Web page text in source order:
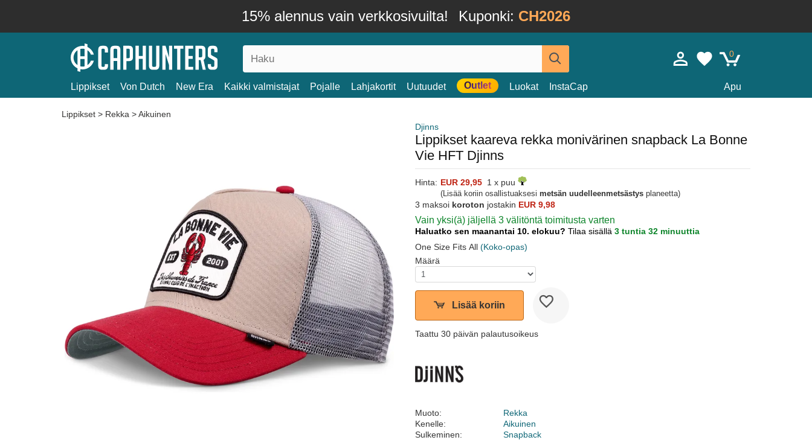
15% alennus vain verkkosivuilta! Kuponki: CH2026
0
Lippikset Von Dutch New Era Kaikki valmistajat Pojalle Lahjakortit Uutuudet Outlet Luokat InstaCap Apu
Lippikset > Rekka >Aikuinen
Djinns
Lippikset kaareva rekka monivärinen snapback La Bonne
Vie HFT Djinns
Hinta: EUR 29,95 1 x puu
(Lisää koriin osallistuaksesi metsän uudelleenmetsästys planeetta)
3 maksoi koroton jostakin EUR 9,98
Vain yksi(ä) jäljellä 3 välitöntä toimitusta varten
Haluatko sen maanantai 10. elokuu? Tilaa sisällä 3 tuntia 32 minuuttia
One Size Fits All (Koko-opas)
Määrä
Lisää koriin
Taattu 30 päivän palautusoikeus
Muoto:
Rekka
Kenelle:
Aikuinen
Sulkeminen:
Snapback